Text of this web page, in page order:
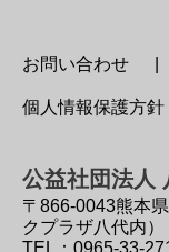
お問い合わせ
個人情報保護方針
公益社団法人
〒866-0043熊本
クプラザ八代内）